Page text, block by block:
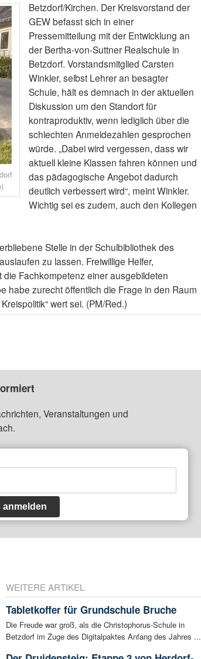
Betzdorf/Kirchen. Der Kreisvorstand der
GEW befasst sich in einer
Pressemitteilung mit der Entwicklung an
der Bertha-von-Suttner Realschule in
Betzdorf. Vorstandsmitglied Carsten
Winkler, selbst Lehrer an besagter
Schule, hält es demnach in der aktuellen
Diskussion um den Standort für
kontraproduktiv, wenn lediglich über die
schlechten Anmeldezahlen gesprochen
würde. „Dabei wird vergessen, dass wir
aktuell kleine Klassen fahren können und
das pädagogische Angebot dadurch
deutlich verbessert wird“, meint Winkler.
Wichtig sei es zudem, auch den Kollegen
Stelle in der Schulbibliothek des
zu lassen. Freiwillige Helfer,
Fachkompetenz einer ausgebildeten
habe zurecht öffentlich die Frage in den Raum
wert sei. (PM/Red.)
Veranstaltungen und
anmelden
WEITERE ARTIKEL
Tabletkoffer für Grundschule Bruche
Die Freude war groß, als die Christophorus-Schule in
Betzdorf im Zuge des Digitalpaktes Anfang des Jahres ...